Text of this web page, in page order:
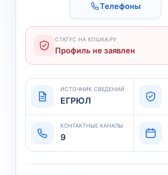
Телефоны
СТАТУС НА КПШКА.РУ
Профиль не заявлен
ИСТОЧНИК СВЕДЕНИЙ
ЕГРЮЛ
КОНТАКТНЫЕ КАНАЛЫ
9